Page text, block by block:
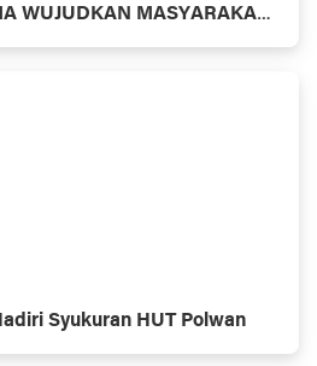
WUJUDKAN MASYARAKAT
Syukuran HUT Polwan